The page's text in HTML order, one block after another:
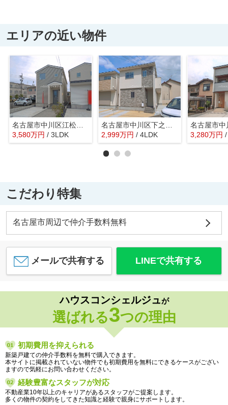
エリアの近い物件
名古屋市中川区江松５丁目320【仲介手数料無料】新築一戸建て
3,580万円 / 3LDK
2,999万円 / 4LDK 3,280万円
こだわり特集
名古屋市周辺で仲介手数料無料
メールで共有する LINEで共有する
ハウスコンシェルジュが
選ばれる3つの理由
初期費用を抑えられる
新築戸建ての仲介手数料を無料で購入できます。
本サイトに掲載されていない物件でも初期費用を無料にできるケースがござい
ますので気軽にお問い合わせください。
経験豊富なスタッフが対応
不動産業10年以上のキャリアがあるスタッフがご提案します。
多くの物件の契約をしてきた知識と経験で親身にサポートします。